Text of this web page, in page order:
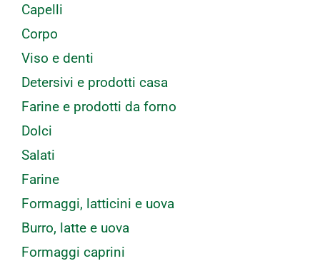
Capelli
Corpo
Viso e denti
Detersivi e prodotti casa
Farine e prodotti da forno
Dolci
Salati
Farine
Formaggi, latticini e uova
Burro, latte e uova
Formaggi caprini